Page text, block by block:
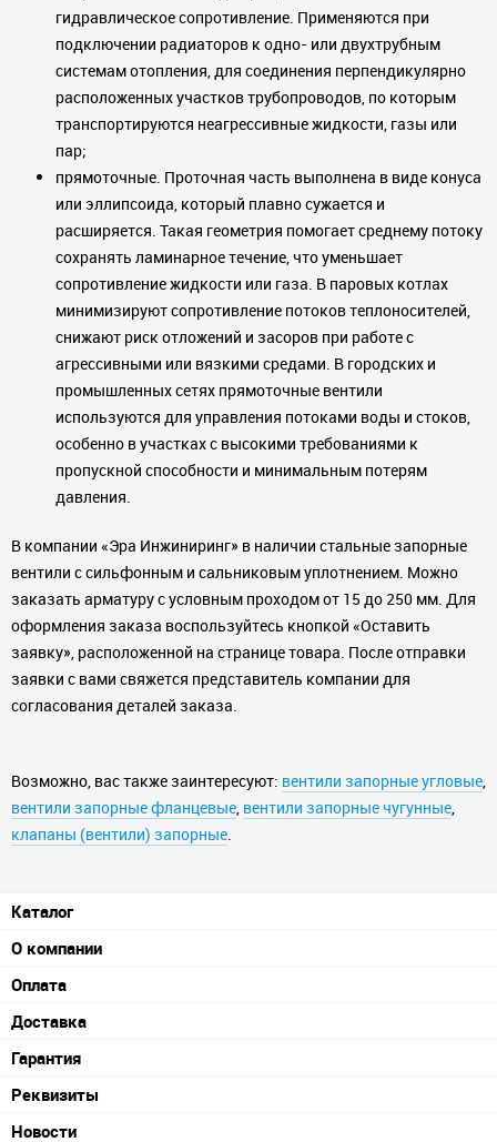
гидравлическое сопротивление. Применяются при
подключении радиаторов к одно- или двухтрубным
системам отопления, для соединения перпендикулярно
расположенных участков трубопроводов, по которым
транспортируются неагрессивные жидкости, газы или
пар;
прямоточные. Проточная часть выполнена в виде конуса
или эллипсоида, который плавно сужается и
расширяется. Такая геометрия помогает среднему потоку
сохранять ламинарное течение, что уменьшает
сопротивление жидкости или газа. В паровых котлах
минимизируют сопротивление потоков теплоносителей,
снижают риск отложений и засоров при работе с
агрессивными или вязкими средами. В городских и
промышленных сетях прямоточные вентили
используются для управления потоками воды и стоков,
особенно в участках с высокими требованиями к
пропускной способности и минимальным потерям
давления.
В компании «Эра Инжиниринг» в наличии стальные запорные
вентили с сильфонным и сальниковым уплотнением. Можно
заказать арматуру с условным проходом от 15 до 250 мм. Для
оформления заказа воспользуйтесь кнопкой «Оставить
заявку», расположенной на странице товара. После отправки
заявки с вами свяжется представитель компании для
согласования деталей заказа.
Возможно, вас также заинтересуют: вентили запорные угловые,
вентили запорные фланцевые, вентили запорные чугунные,
клапаны (вентили) запорные.
Каталог
О компании
Оплата
Доставка
Гарантия
Реквизиты
Новости